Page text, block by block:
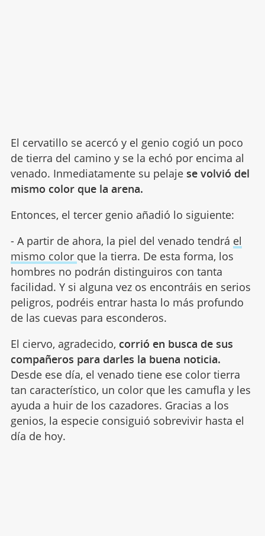
El cervatillo se acercó y el genio cogió un poco
de tierra del camino y se la echó por encima al
venado. Inmediatamente su pelaje se volvió del
mismo color que la arena.
Entonces, el tercer genio añadió lo siguiente:
- A partir de ahora, la piel del venado tendrá el
mismo color que la tierra. De esta forma, los
hombres no podrán distinguiros con tanta
facilidad. Y si alguna vez os encontráis en serios
peligros, podréis entrar hasta lo más profundo
de las cuevas para esconderos.
El ciervo, agradecido, corrió en busca de sus
compañeros para darles la buena noticia.
Desde ese día, el venado tiene ese color tierra
tan característico, un color que les camufla y les
ayuda a huir de los cazadores. Gracias a los
genios, la especie consiguió sobrevivir hasta el
día de hoy.